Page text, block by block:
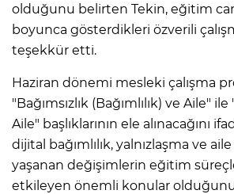
olduğunu belirten Tekin, eğitim
boyunca gösterdikleri özverili
teşekkür etti.
Haziran dönemi mesleki çalışma
"Bağımsızlık (Bağımlılık) ve Aile"
Aile" başlıklarının ele alınacağını
dijital bağımlılık, yalnızlaşma ve
yaşanan değişimlerin eğitim
etkileyen önemli konular